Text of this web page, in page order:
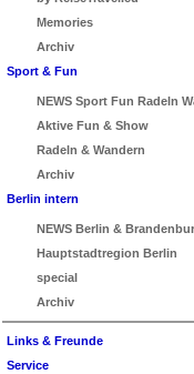
Memories
Archiv
Sport & Fun
NEWS Sport Fun Radeln
Aktive Fun & Show
Radeln & Wandern
Archiv
Berlin intern
NEWS Berlin &
Hauptstadtregion Berlin
special
Archiv
Links & Freunde
Service